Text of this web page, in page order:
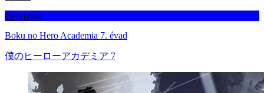
Befejezett
Boku no Hero Academia 7. évad
僕のヒーローアカデミア 7